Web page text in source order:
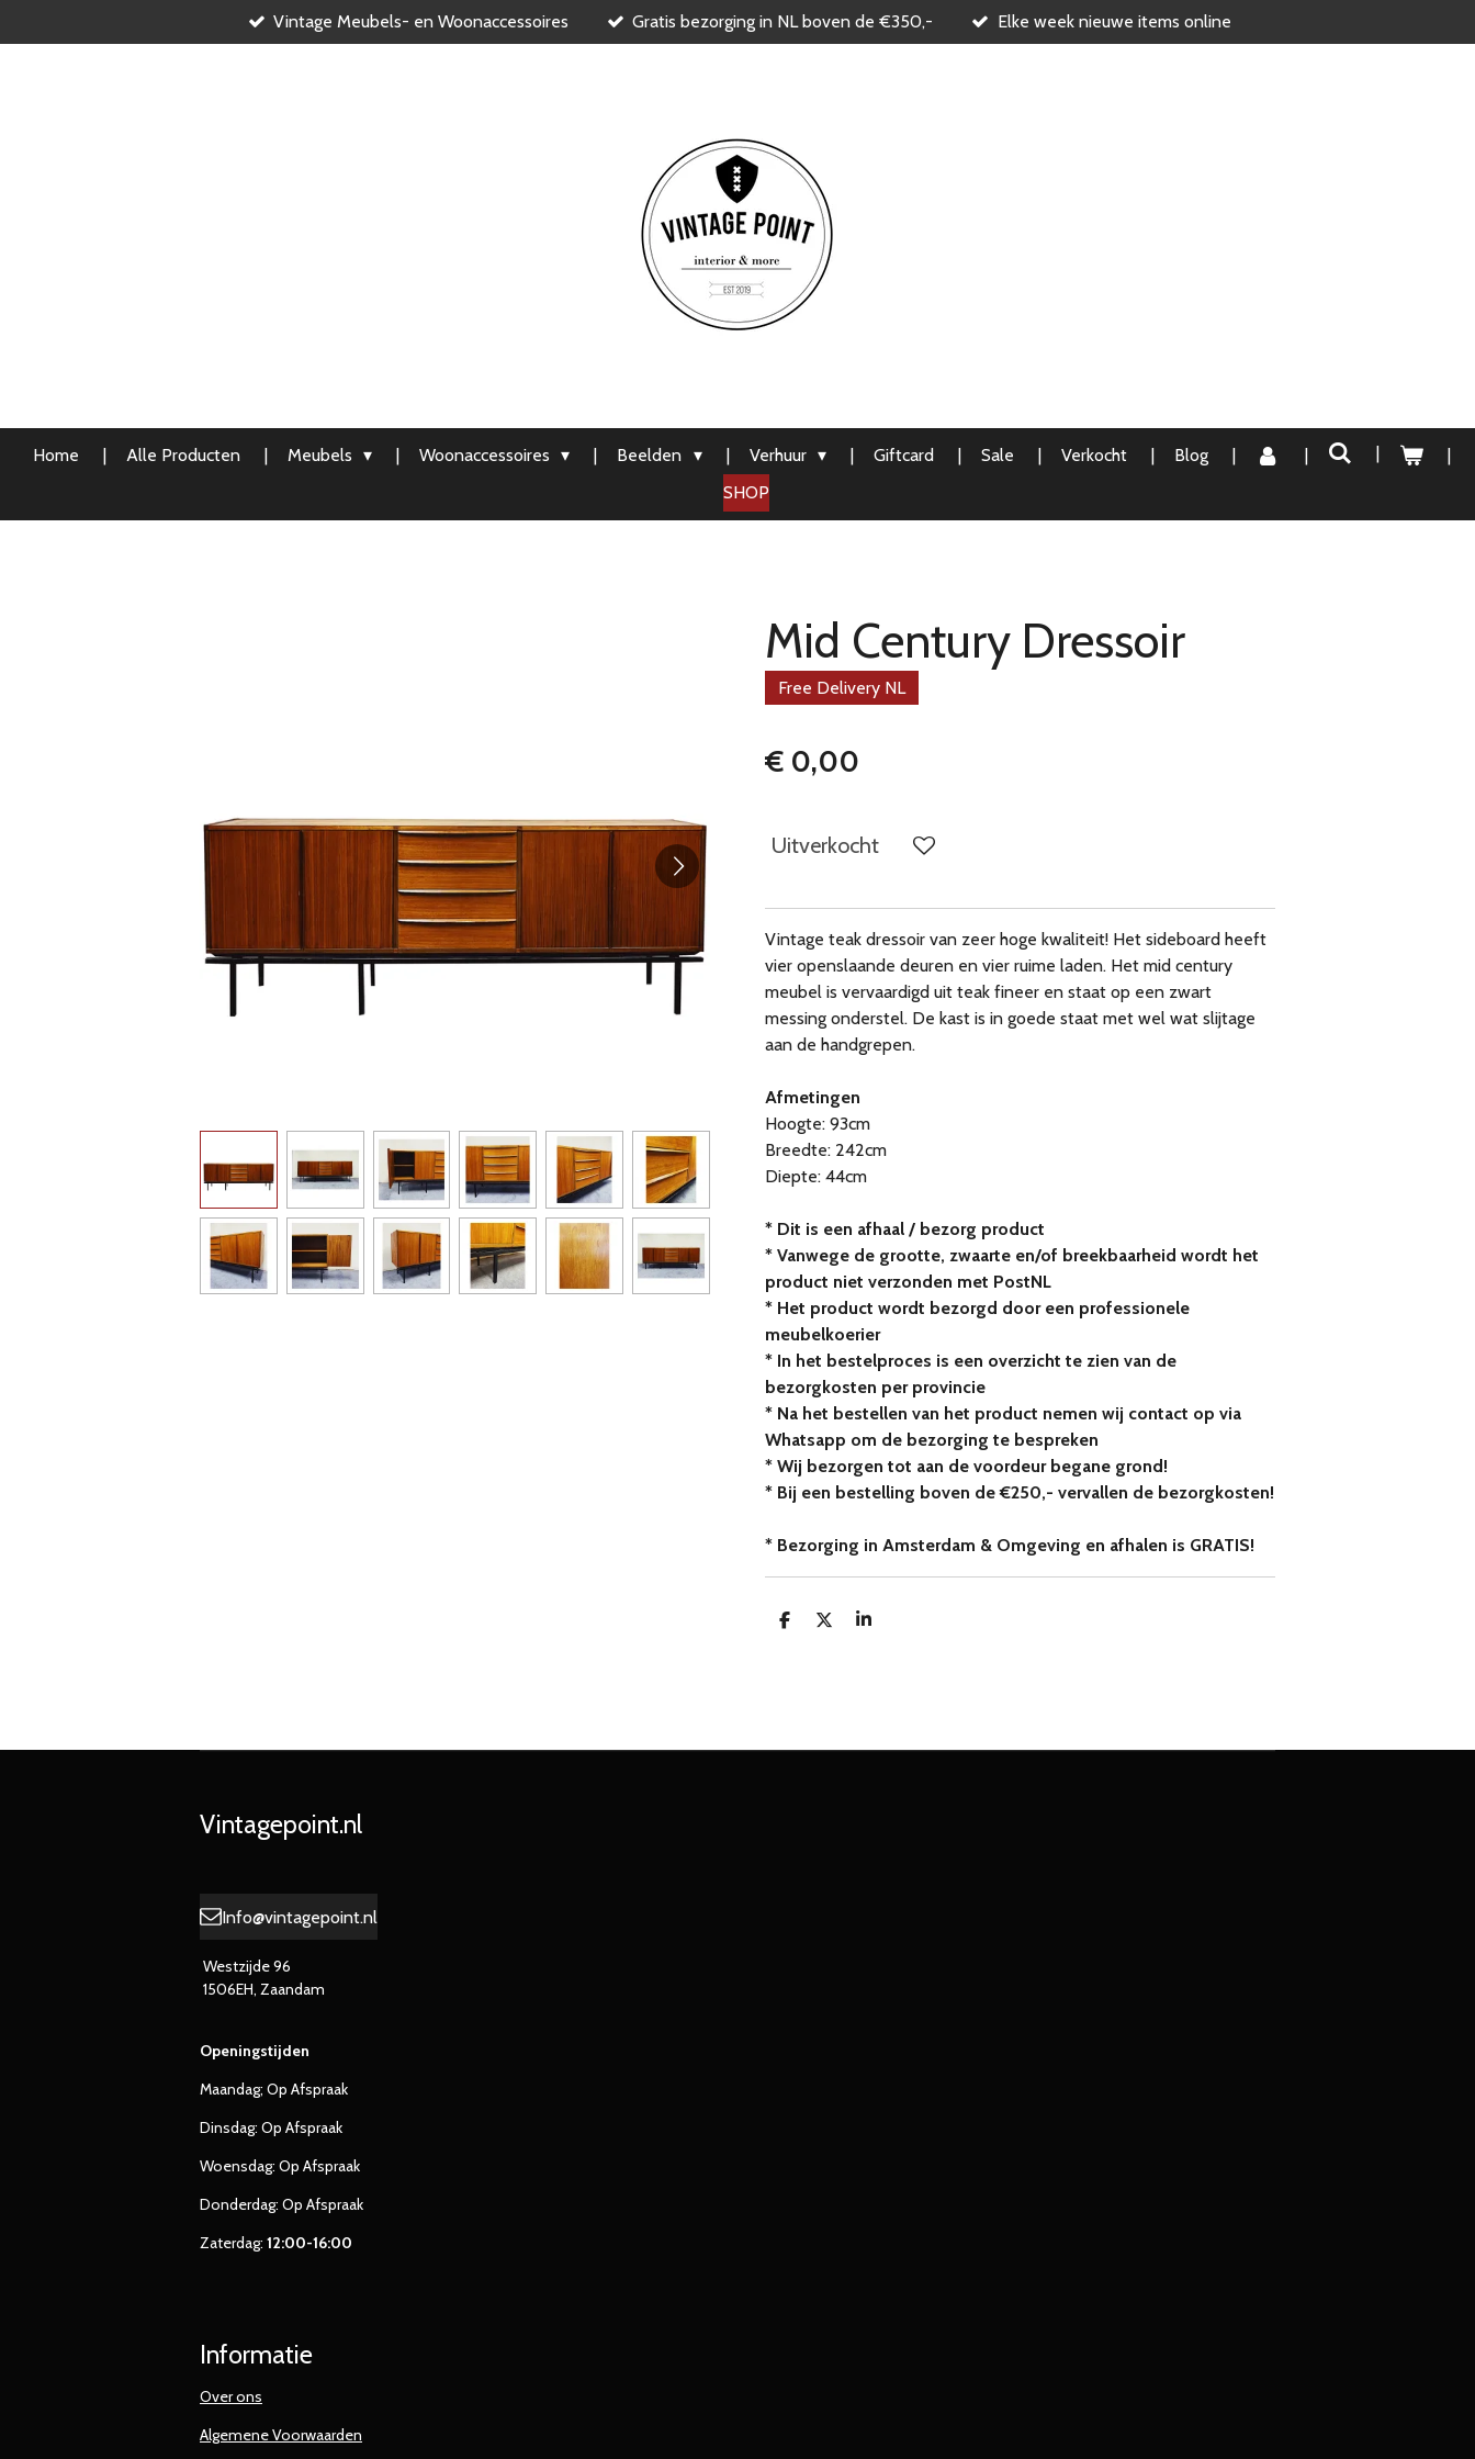
direct
Vintage Meubels- en Woonaccessoires Gratis bezorging in NL boven de €350,- Elke week nieuwe items online
Home Alle Producten Meubels Woonaccessoires Beelden Verhuur Giftcard Sale Verkocht
Blog
SHOP
Mid Century Dressoir
Free Delivery NL
€ 0,00
Uitverkocht
Vintage teak dressoir van zeer hoge kwaliteit! Het sideboard heeft
vier openslaande deuren en vier ruime laden. Het mid century
meubel is vervaardigd uit teak fineer en staat op een zwart
messing onderstel. De kast is in goede staat met wel wat slijtage
aan de handgrepen.
Afmetingen
Hoogte: 93cm
Breedte: 242cm
Diepte: 44cm
* Dit is een afhaal / bezorg product
* Vanwege de grootte, zwaarte en/of breekbaarheid wordt het
product niet verzonden met PostNL
* Het product wordt bezorgd door een professionele
meubelkoerier
* In het bestelproces is een overzicht te zien van de
bezorgkosten per provincie
* Na het bestellen van het product nemen wij contact op via
Whatsapp om de bezorging te bespreken
* Wij bezorgen tot aan de voordeur begane grond!
* Bij een bestelling boven de €250,- vervallen de bezorgkosten!
* Bezorging in Amsterdam & Omgeving en afhalen is GRATIS!
D
D
S
Vintagepoint.nl
Info@vintagepoint.nl
Westzijde 96
1506EH, Zaandam
Openingstijden
Maandag; Op Afspraak
Dinsdag: Op Afspraak
Woensdag: Op Afspraak
Donderdag: Op Afspraak
Zaterdag: 12:00-16:00
Informatie
Over ons
Algemene Voorwaarden